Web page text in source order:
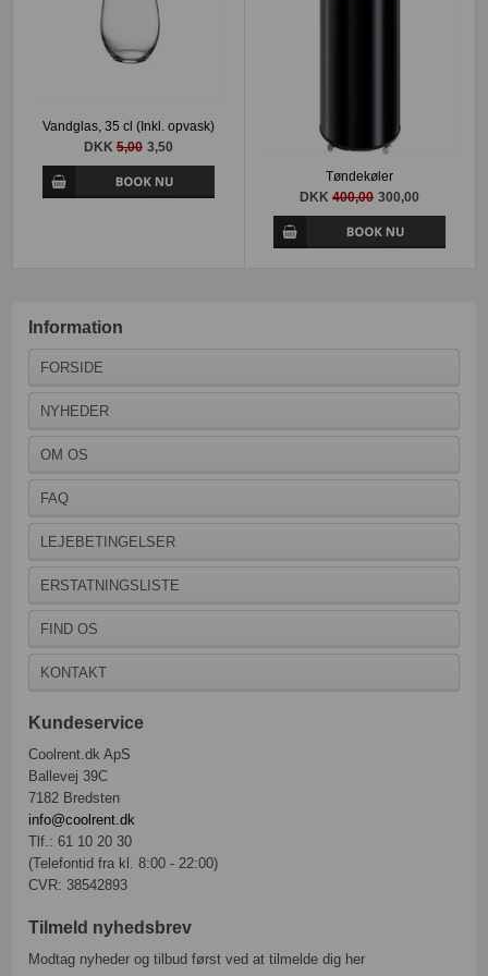
Vandglas, 35 cl (Inkl. opvask)
DKK5,00 3,50
Tøndekøler
DKK400,00 300,00
Information
FORSIDE
NYHEDER
OM OS
FAQ
LEJEBETINGELSER
ERSTATNINGSLISTE
FIND OS
KONTAKT
Kundeservice
Coolrent.dk ApS
Ballevej 39C
7182 Bredsten
info@coolrent.dk
Tlf.: 61 10 20 30
(Telefontid fra kl. 8:00 - 22:00)
CVR: 38542893
Tilmeld nyhedsbrev
Modtag nyheder og tilbud først ved at tilmelde dig her